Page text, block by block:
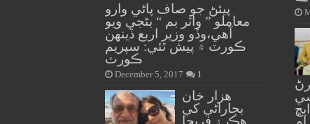
پيئڻ جو صاف پاڻي وارو
معاملو ” واٽر بم “ بڻجي ويو
آهي،وڏو وزير اربع ڏينهن
ڪورٽ ۾ پيش ٿئي: سپريم
ڪورٽ
December 5, 2017 1
هزار خان
بجاراڻي کي
هڪ ۽ فريحا